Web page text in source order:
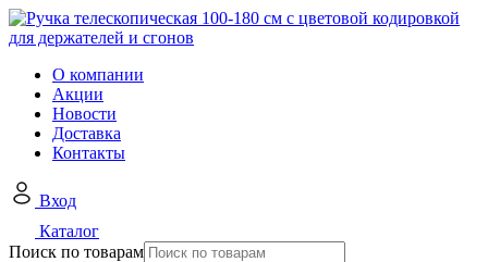
О компании
Акции
Новости
Доставка
Контакты
Вход
Каталог
Поиск по товарам